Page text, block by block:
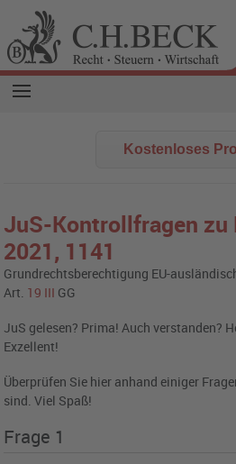
Kostenloses
JuS-Kontrollfragen zu
2021, 1141
Grundrechtsberechtigung EU-
Art. 19 III GG
JuS gelesen? Prima! Auch verstanden?
Exzellent!
Überprüfen Sie hier anhand einiger
sind. Viel Spaß!
Frage 1